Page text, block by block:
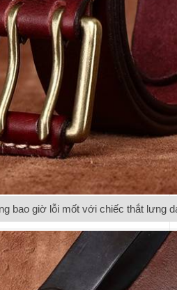
bao giờ lỗi mốt với chiếc thắt lưng